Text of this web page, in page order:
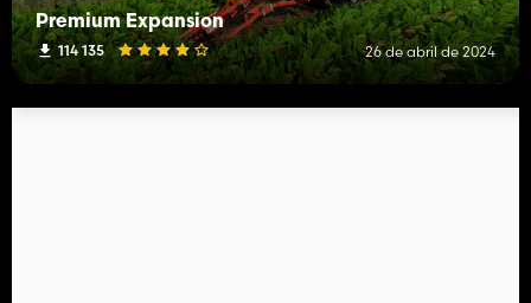
Premium Expansion
114 135 26 de abril de 2024